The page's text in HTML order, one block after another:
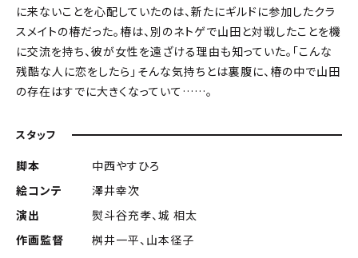
に来ないことを心配していたのは、新たにギルドに参加したクラ
スメイトの椿だった。椿は、別のネトゲで山田と対戦したことを機
に交流を持ち、彼が女性を遠ざける理由も知っていた。「こんな
残酷な人に恋をしたら」――そんな気持ちとは裏腹に、椿の中で山田
の存在はすでに大きくなっていて……。
スタッフ
脚本
中西やすひろ
絵コンテ
澤井幸次
演出
熨斗谷充孝、城 相太
作画監督
桝井一平、山本径子